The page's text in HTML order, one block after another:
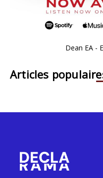
Dean EA -
Articles